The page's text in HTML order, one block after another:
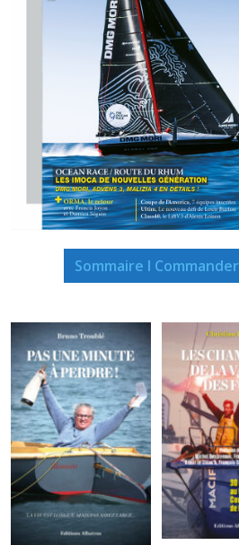
Sommaire I Commander